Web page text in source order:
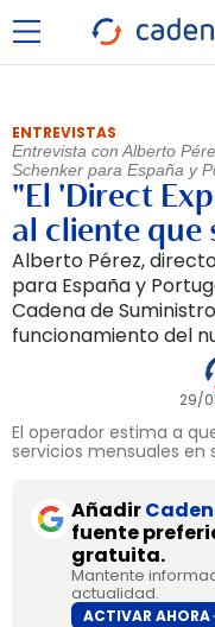
ENTREVISTAS
Entrevista con Alberto
Schenker para España y
"El 'Direct
al cliente que
Alberto Pérez,
para España y
Cadena de
funcionamiento del
29/
El operador estima a
servicios mensuales
Añadir
fuente
gratuita.
Mantente
actualidad.
ACTIVAR AHORA